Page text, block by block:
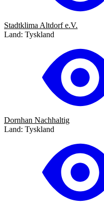
Stadtklima Altdorf e.V.
Land: Tyskland
Dornhan Nachhaltig
Land: Tyskland